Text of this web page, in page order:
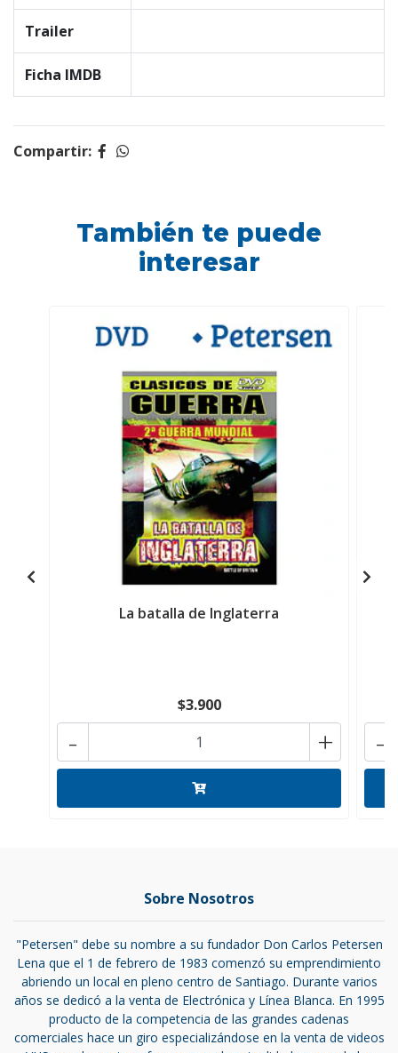
Trailer
Ficha IMDB
Compartir:
También te puede
interesar
La batalla de Inglaterra
$3.900
+
- -
Sobre Nosotros
"Petersen" debe su nombre a su fundador Don Carlos Petersen
Lena que el 1 de febrero de 1983 comenzó su emprendimiento
abriendo un local en pleno centro de Santiago. Durante varios
años se dedicó a la venta de Electrónica y Línea Blanca. En 1995
producto de la competencia de las grandes cadenas
comerciales hace un giro especializándose en la venta de videos